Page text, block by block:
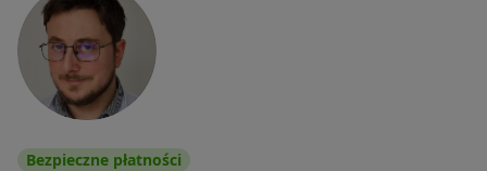
Bezpieczne płatności